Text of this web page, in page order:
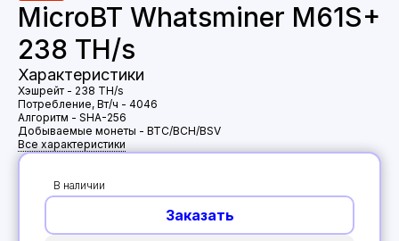
MicroBT Whatsminer M61S+
238 TH/s
Характеристики
Хэшрейт - 238 TH/s
Потребление, Вт/ч - 4046
Алгоритм - SHA-256
Добываемые монеты - BTC/BCH/BSV
Все характеристики
В наличии
Заказать